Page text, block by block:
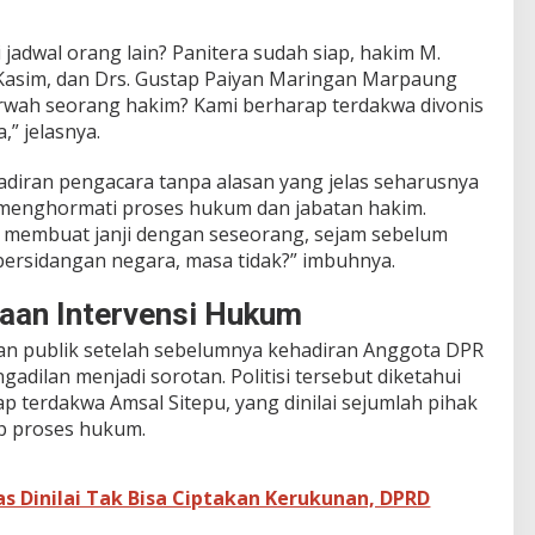
orang lain? Panitera sudah siap, hakim M.
dan Drs. Gustap Paiyan Maringan Marpaung
seorang hakim? Kami berharap terdakwa divonis
jelasnya.
pengacara tanpa alasan yang jelas seharusnya
proses hukum dan jabatan hakim.
janji dengan seseorang, sejam sebelum
negara, masa tidak?” imbuhnya.
Intervensi Hukum
publik setelah sebelumnya kehadiran Anggota DPR
menjadi sorotan. Politisi tersebut diketahui
terdakwa Amsal Sitepu, yang dinilai sejumlah pihak
proses hukum.
Dinilai Tak Bisa Ciptakan Kerukunan, DPRD